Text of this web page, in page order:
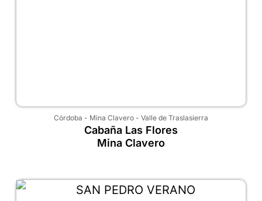
Córdoba - Mina Clavero - Valle de Traslasierra
Cabaña Las Flores
Mina Clavero